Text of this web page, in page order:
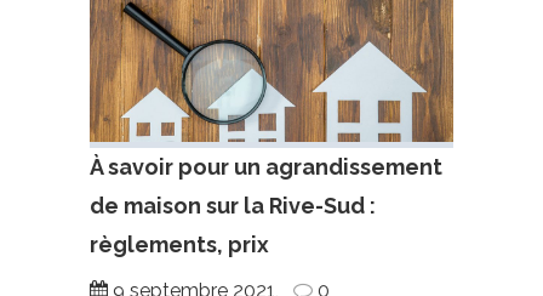
À savoir pour un agrandissement
de maison sur la Rive-Sud :
règlements, prix
9 septembre 2021,
0